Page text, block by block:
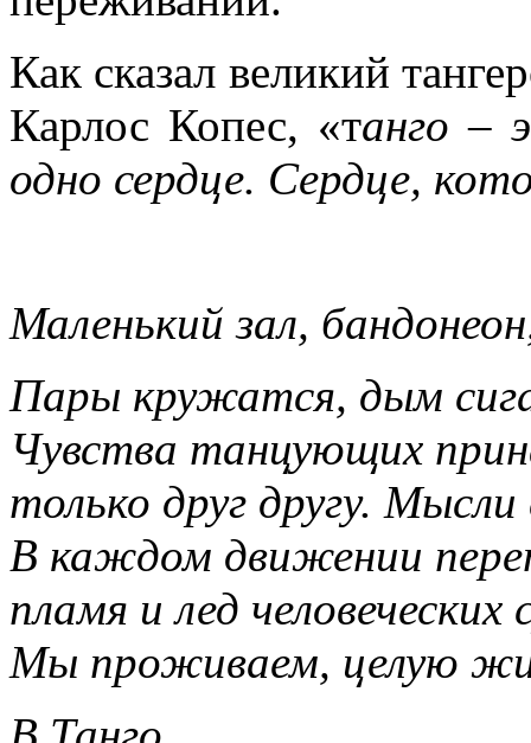
Как сказал великий
Карлос Копес, «танго –
одно сердце. Сердце,
Маленький зал,
Пары кружатся, дым
Чувства танцующих
только друг другу.
В каждом движении
пламя и лед человеческих
Мы проживаем, целую